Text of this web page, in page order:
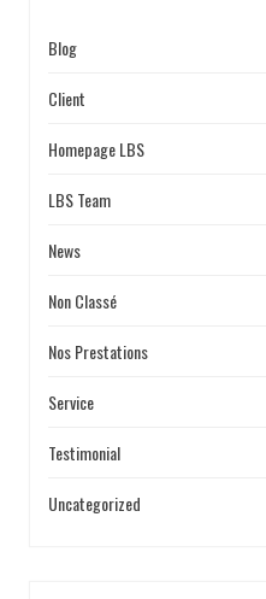
Blog
Client
Homepage LBS
LBS Team
News
Non Classé
Nos Prestations
Service
Testimonial
Uncategorized